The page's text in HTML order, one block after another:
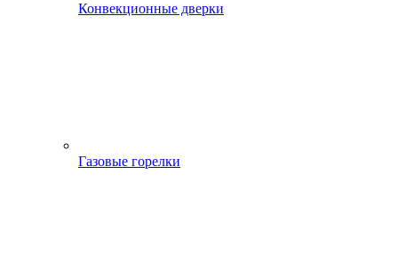
Конвекционные дверки
Газовые горелки